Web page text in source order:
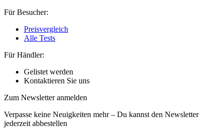
Für Besucher:
Preisvergleich
Alle Tests
Für Händler:
Gelistet werden
Kontaktieren Sie uns
Zum Newsletter anmelden
Verpasse keine Neuigkeiten mehr – Du kannst den Newsletter
jederzeit abbestellen